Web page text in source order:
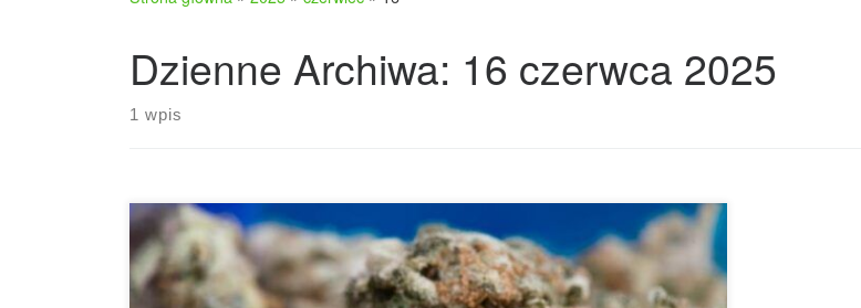
Dzienne Archiwa: 16 czerwca 2025
1 wpis